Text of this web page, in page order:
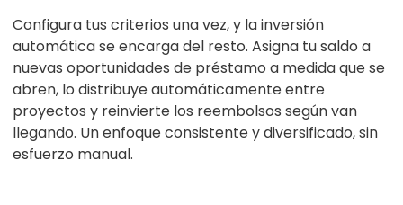
Configura tus criterios una vez, y la inversión
automática se encarga del resto. Asigna tu saldo a
nuevas oportunidades de préstamo a medida que se
abren, lo distribuye automáticamente entre
proyectos y reinvierte los reembolsos según van
llegando. Un enfoque consistente y diversificado, sin
esfuerzo manual.